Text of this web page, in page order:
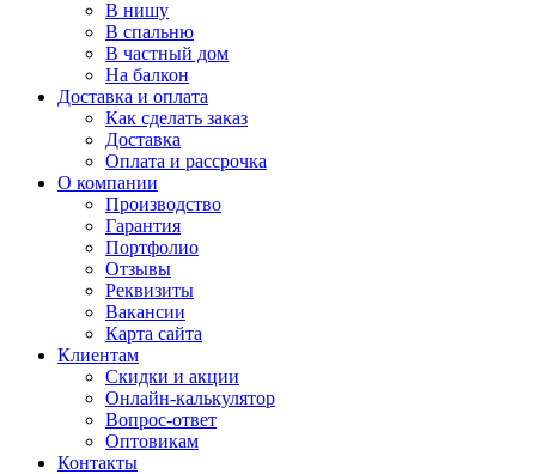
В нишу
В спальню
В частный дом
На балкон
Доставка и оплата
Как сделать заказ
Доставка
Оплата и рассрочка
О компании
Производство
Гарантия
Портфолио
Отзывы
Реквизиты
Вакансии
Карта сайта
Клиентам
Скидки и акции
Онлайн-калькулятор
Вопрос-ответ
Оптовикам
Контакты